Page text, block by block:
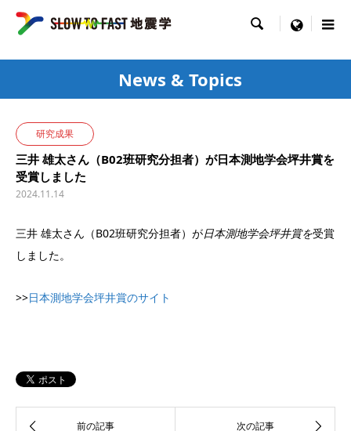
 menu
News & Topics
研究成果
三井 雄太さん（B02班研究分担者）が日本測地学会坪井賞を
受賞しました
2024.11.14
三井 雄太さん（B02班研究分担者）が日本測地学会坪井賞を受賞
しました。
>>日本測地学会坪井賞のサイト